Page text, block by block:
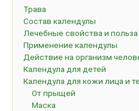
Трава
Состав календулы
Лечебные свойства и
Применение календулы
Действие на организм
Календула для детей
Календула для кожи лица и
От прыщей
Маска